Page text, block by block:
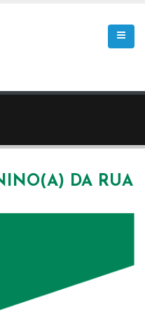
DA RUA